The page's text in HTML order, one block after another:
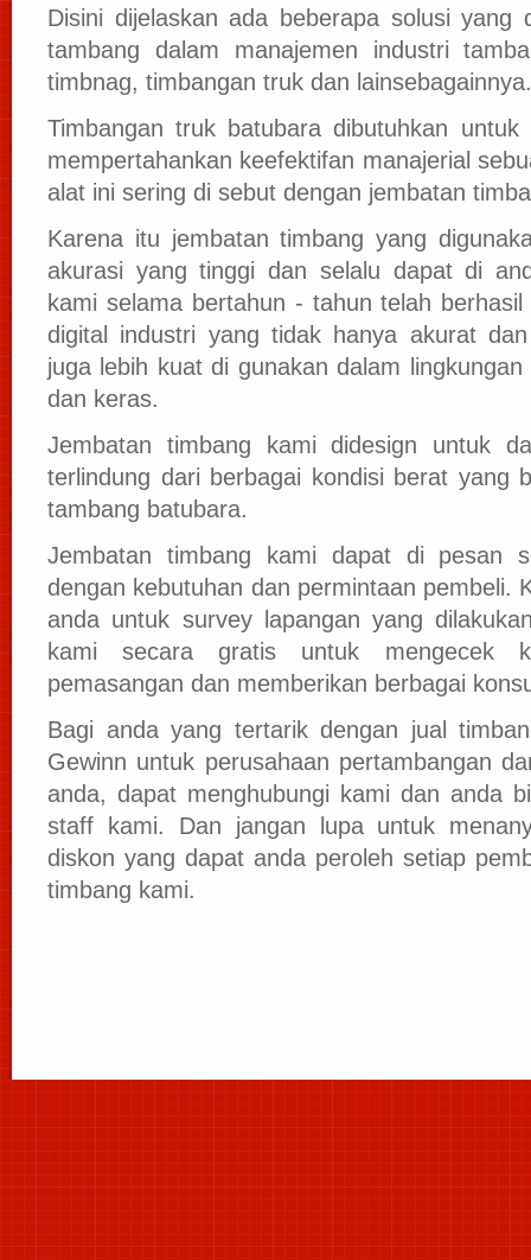
Disini dijelaskan ada beberapa solusi yang
tambang dalam manajemen industri
timbnag, timbangan truk dan lainsebagainnya.
Timbangan truk batubara dibutuhkan
mempertahankan keefektifan manajerial
alat ini sering di sebut dengan jembatan
Karena itu jembatan timbang yang
akurasi yang tinggi dan selalu dapat di
kami selama bertahun - tahun telah
digital industri yang tidak hanya akurat
juga lebih kuat di gunakan dalam
dan keras.
Jembatan timbang kami didesign untuk
terlindung dari berbagai kondisi berat yang
tambang batubara.
Jembatan timbang kami dapat di pesan
dengan kebutuhan dan permintaan pembeli.
anda untuk survey lapangan yang
kami secara gratis untuk mengecek
pemasangan dan memberikan berbagai
Bagi anda yang tertarik dengan jual
Gewinn untuk perusahaan pertambangan
anda, dapat menghubungi kami dan anda
staff kami. Dan jangan lupa untuk
diskon yang dapat anda peroleh setiap
timbang kami.